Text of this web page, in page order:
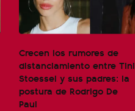
Crecen los rumores de
distanciamiento entre Tini
Stoessel y sus padres: la
postura de Rodrigo De
Paul